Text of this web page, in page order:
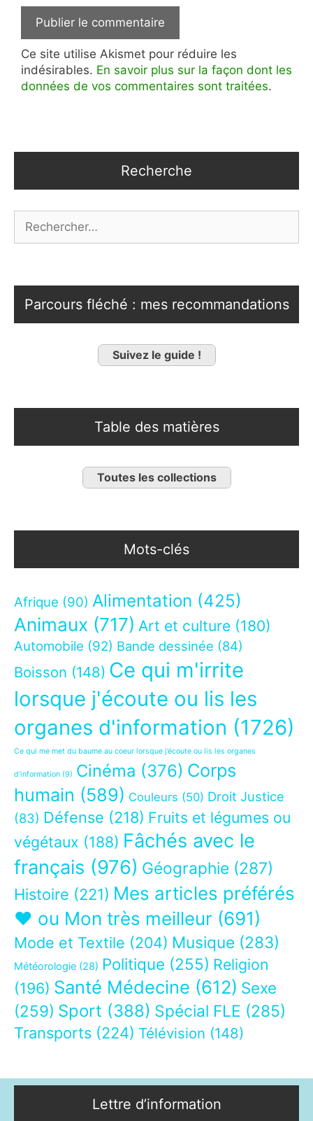
Ce site utilise Akismet pour réduire les
indésirables. En savoir plus sur la façon dont les
données de vos commentaires sont traitées.
Recherche
Parcours fléché : mes recommandations
Suivez le guide !
Table des matières
Toutes les collections
Mots-clés
Afrique (90) Alimentation (425)
Animaux (717) Art et culture (180)
Automobile (92) Bande dessinée (84)
Boisson (148) Ce qui m'irrite
lorsque j'écoute ou lis les
organes d'information (1726)
Ce qui me met du baume au coeur lorsque j’écoute ou lis les organes
d’information (9) Cinéma (376) Corps
humain (589) Couleurs (50) Droit Justice
(83) Défense (218) Fruits et légumes ou
végétaux (188) Fâchés avec le
français (976) Géographie (287)
Histoire (221) Mes articles préférés
❤ ou Mon très meilleur (691)
Mode et Textile (204) Musique (283)
Météorologie (28) Politique (255) Religion
(196) Santé Médecine (612) Sexe
(259) Sport (388) Spécial FLE (285)
Transports (224) Télévision (148)
Lettre d’information